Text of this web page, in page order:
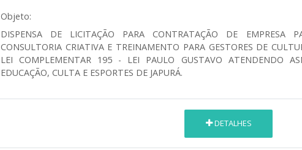
Objeto:
DISPENSA DE LICITAÇÃO PARA CONTRATAÇÃO DE EMPRESA
CONSULTORIA CRIATIVA E TREINAMENTO PARA GESTORES DE
LEI COMPLEMENTAR 195 - LEI PAULO GUSTAVO ATENDENDO
EDUCAÇÃO, CULTA E ESPORTES DE JAPURÁ.
DETALHES